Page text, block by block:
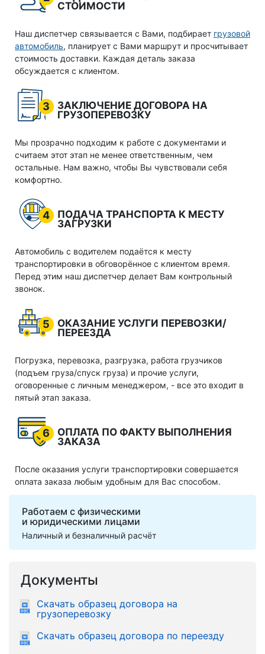
СТОИМОСТИ
Наш диспетчер связывается с Вами, подбирает грузовой
автомобиль, планирует с Вами маршрут и просчитывает
стоимость доставки. Каждая деталь заказа
обсуждается с клиентом.
3
ЗАКЛЮЧЕНИЕ ДОГОВОРА НА
ГРУЗОПЕРЕВОЗКУ
Мы прозрачно подходим к работе с документами и
считаем этот этап не менее ответственным, чем
остальные. Нам важно, чтобы Вы чувствовали себя
комфортно.
4
ПОДАЧА ТРАНСПОРТА К МЕСТУ
ЗАГРУЗКИ
Автомобиль с водителем подаётся к месту
транспортировки в обговорённое с клиентом время.
Перед этим наш диспетчер делает Вам контрольный
звонок.
5
ОКАЗАНИЕ УСЛУГИ ПЕРЕВОЗКИ/
ПЕРЕЕЗДА
Погрузка, перевозка, разгрузка, работа грузчиков
(подъем груза/спуск груза) и прочие услуги,
оговоренные с личным менеджером, - все это входит в
пятый этап заказа.
6
ОПЛАТА ПО ФАКТУ ВЫПОЛНЕНИЯ
ЗАКАЗА
После оказания услуги транспортировки совершается
оплата заказа любым удобным для Вас способом.
Работаем с физическими
и юридическими лицами
Наличный и безналичный расчёт
Документы
Скачать образец договора на
грузоперевозку
Скачать образец договора по переезду